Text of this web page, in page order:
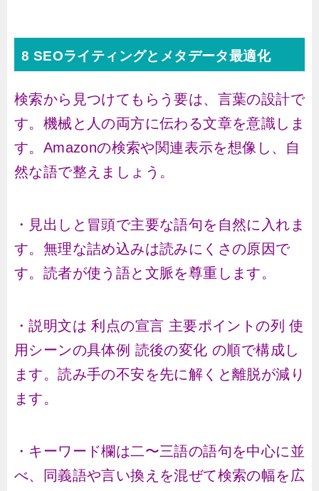
8 SEOライティングとメタデータ最適化
検索から見つけてもらう要は、言葉の設計で
す。機械と人の両方に伝わる文章を意識しま
す。Amazonの検索や関連表示を想像し、自
然な語で整えましょう。
・見出しと冒頭で主要な語句を自然に入れま
す。無理な詰め込みは読みにくさの原因で
す。読者が使う語と文脈を尊重します。
・説明文は 利点の宣言 主要ポイントの列 使
用シーンの具体例 読後の変化 の順で構成し
ます。読み手の不安を先に解くと離脱が減り
ます。
・キーワード欄は二〜三語の語句を中心に並
べ、同義語や言い換えを混ぜて検索の幅を広